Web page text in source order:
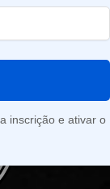
inscrição e ativar o